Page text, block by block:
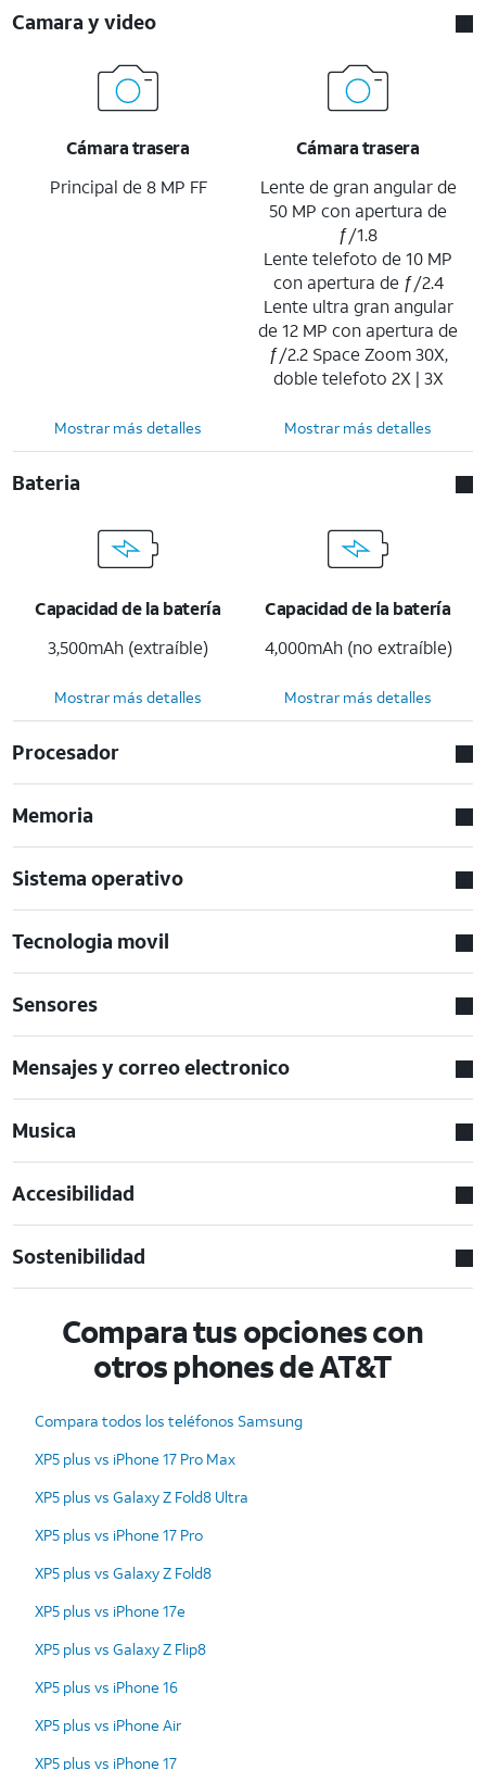
Camara y video
Cámara trasera
Principal de 8 MP FF
Cámara trasera
Lente de gran angular de
50 MP con apertura de
ƒ/1.8
Lente telefoto de 10 MP
con apertura de ƒ/2.4
Lente ultra gran angular
de 12 MP con apertura de
ƒ/2.2 Space Zoom 30X,
doble telefoto 2X | 3X
Mostrar más detalles Mostrar más detalles
Bateria
Capacidad de la batería
3,500mAh (extraíble)
Capacidad de la batería
4,000mAh (no extraíble)
Mostrar más detalles Mostrar más detalles
Procesador
Memoria
Sistema operativo
Tecnologia movil
Sensores
Mensajes y correo electronico
Musica
Accesibilidad
Sostenibilidad
Compara tus opciones con
otros phones de AT&T
Compara todos los teléfonos Samsung
XP5 plus vs iPhone 17 Pro Max
XP5 plus vs Galaxy Z Fold8 Ultra
XP5 plus vs iPhone 17 Pro
XP5 plus vs Galaxy Z Fold8
XP5 plus vs iPhone 17e
XP5 plus vs Galaxy Z Flip8
XP5 plus vs iPhone 16
XP5 plus vs iPhone Air
XP5 plus vs iPhone 17